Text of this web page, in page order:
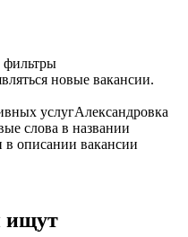
фильтры
новые вакансии.
услугАлександровка
слова в названии
в описании вакансии
ищут